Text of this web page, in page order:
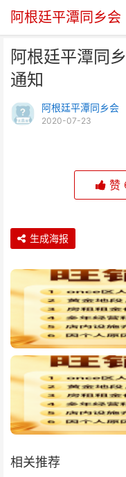
阿根廷平潭同乡会
阿根廷平潭同
通知
阿根廷平潭同乡会
2020-07-23
赞
生成海报
相关推荐